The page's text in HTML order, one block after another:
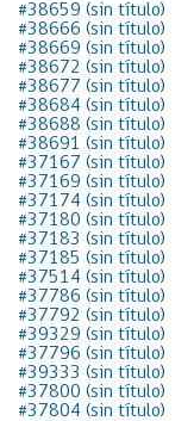
#38659 (sin título)
#38666 (sin título)
#38669 (sin título)
#38672 (sin título)
#38677 (sin título)
#38684 (sin título)
#38688 (sin título)
#38691 (sin título)
#37167 (sin título)
#37169 (sin título)
#37174 (sin título)
#37180 (sin título)
#37183 (sin título)
#37185 (sin título)
#37514 (sin título)
#37786 (sin título)
#37792 (sin título)
#39329 (sin título)
#37796 (sin título)
#39333 (sin título)
#37800 (sin título)
#37804 (sin título)